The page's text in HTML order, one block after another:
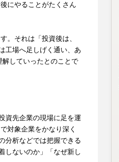
にやることがたくさん
。それは「投資後は、
工場へ足しげく通い、あ
していったとのことで
資先企業の現場に足を運
対象企業をかなり深く
分析などでは把握できる
しないのか」「なぜ新し